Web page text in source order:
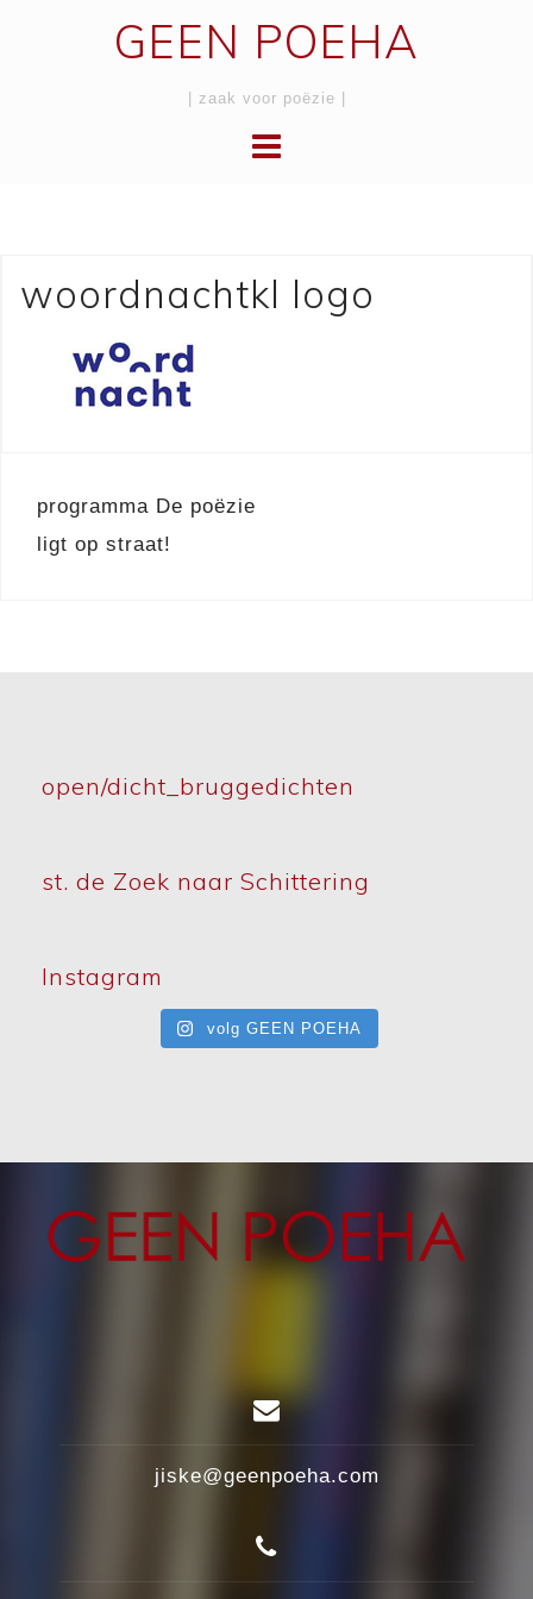
GEEN POEHA
| zaak voor poëzie |
woordnachtkl logo
Berichtnavigatie
programma De poëzie
ligt op straat!
open/dicht_bruggedichten
st. de Zoek naar Schittering
Instagram
volg GEEN POEHA
jiske@geenpoeha.com